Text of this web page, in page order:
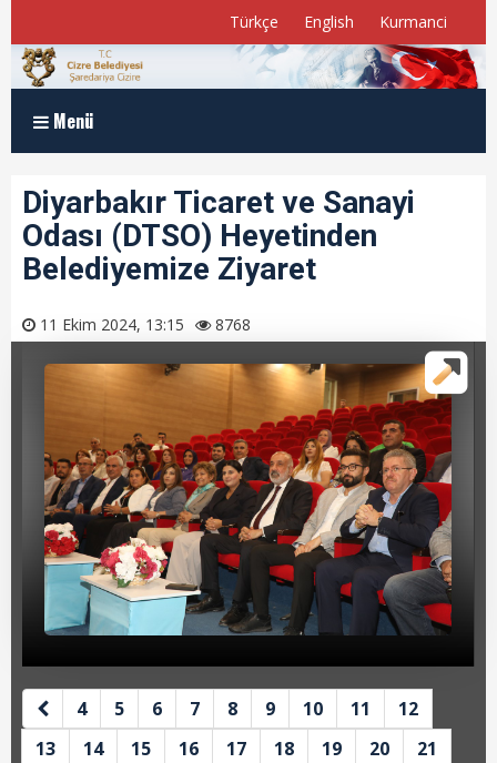
Türkçe English Kurmanci
Menü
Anasayfa
Kurumsal
Müdürlükler
Program ve Raporlar
Meclis Üyelerimiz
E-Belediye
Beyan Bilgileri
Borç Bilgileri
Tahakkuk Bilgileri
Tahsilat Bilgileri
Online Ödeme
Sicil Kodu ile Tahsilat
Diyarbakır Ticaret ve Sanayi
Odası (DTSO) Heyetinden
Belediyemize Ziyaret
11 Ekim 2024, 13:15 8768
4 5 6 7 8 9 10 11
12
13
14 15 16 17 18 19 20
21